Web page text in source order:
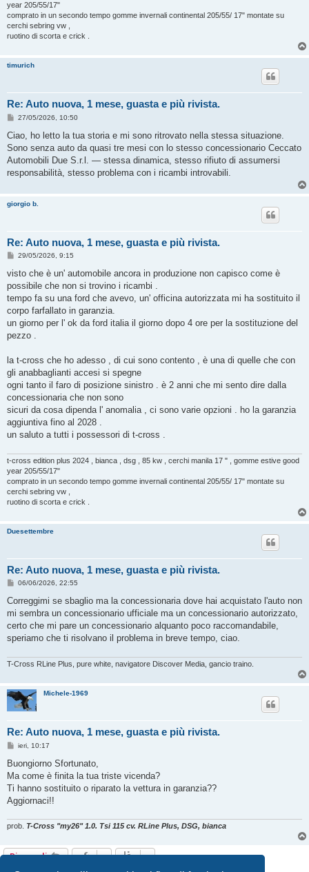
year 205/55/17"
comprato in un secondo tempo gomme invernali continental 205/55/ 17" montate su
cerchi sebring vw ,
ruotino di scorta e crick .
timurich
Re: Auto nuova, 1 mese, guasta e più rivista.
M
s
a
g
i
27/05/2026, 10:50
Ciao, ho letto la tua storia e mi sono ritrovato nella stessa situazione.
Sono senza auto da quasi tre mesi con lo stesso concessionario Ceccato
Automobili Due S.r.l. — stessa dinamica, stesso rifiuto di assumersi
responsabilità, stesso problema con i ricambi introvabili.
giorgio b.
Re: Auto nuova, 1 mese, guasta e più rivista.
M
s
a
g
i
o
29/05/2026, 9:15
visto che è un' automobile ancora in produzione non capisco come è
possibile che non si trovino i ricambi .
tempo fa su una ford che avevo, un' officina autorizzata mi ha sostituito il
corpo farfallato in garanzia.
un giorno per l' ok da ford italia il giorno dopo 4 ore per la sostituzione del
pezzo .
la t-cross che ho adesso , di cui sono contento , è una di quelle che con
gli anabbaglianti accesi si spegne
ogni tanto il faro di posizione sinistro . è 2 anni che mi sento dire dalla
concessionaria che non sono
sicuri da cosa dipenda l' anomalia , ci sono varie opzioni . ho la garanzia
aggiuntiva fino al 2028 .
un saluto a tutti i possessori di t-cross .
t-cross edition plus 2024 , bianca , dsg , 85 kw , cerchi manila 17 " , gomme estive good
year 205/55/17"
comprato in un secondo tempo gomme invernali continental 205/55/ 17" montate su
cerchi sebring vw ,
ruotino di scorta e crick .
Duesettembre
Re: Auto nuova, 1 mese, guasta e più rivista.
M
s
a
g
i
06/06/2026, 22:55
Correggimi se sbaglio ma la concessionaria dove hai acquistato l'auto non
mi sembra un concessionario ufficiale ma un concessionario autorizzato,
certo che mi pare un concessionario alquanto poco raccomandabile,
speriamo che ti risolvano il problema in breve tempo, ciao.
T-Cross RLine Plus, pure white, navigatore Discover Media, gancio traino.
Michele-1969
Re: Auto nuova, 1 mese, guasta e più rivista.
M
s
a
g
i
ieri, 10:17
Buongiorno Sfortunato,
Ma come è finita la tua triste vicenda?
Ti hanno sostituito o riparato la vettura in garanzia??
Aggiornaci!!
prob. T-Cross "my26" 1.0. Tsi 115 cv. RLine Plus, DSG, bianca
Rispondi